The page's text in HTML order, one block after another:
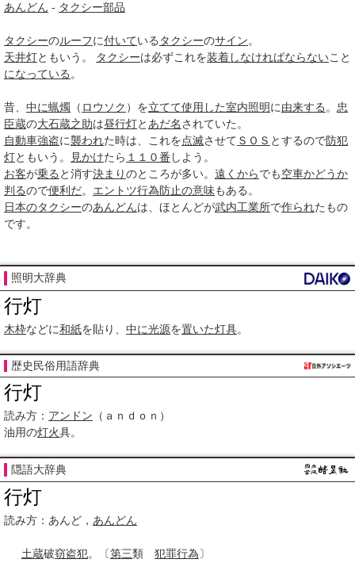
あんどん - タクシー部品
タクシーのルーフに付いている タクシーのサイン。
天井灯ともいう。 タクシーは必ずこれを装着しなければならないこと
になっている 。
昔、 中に蝋燭 （ ロウソク ）を立てて使用した室内照明に由来する 。 忠
臣蔵の大石蔵之助は昼行灯と あだ名されていた。
自動車強盗に襲われた時は、これを点滅させて ＳＯＳ とするので防犯
灯ともいう。 見かけたら １１０番 しよう。
お客が乗る と消す決まりのところが多い。 遠くからでも空車かどうか
判るので便利だ。 エントツ行為防止の意味もある。
日本のタクシーのあんどんは、ほとんどが武内工業所で作られたもの
です。
照明大辞典
行灯
木枠などに和紙を貼り、 中に光源を置いた灯具。
歴史民俗用語辞典
行灯
読み方： アンドン （ａｎｄｏｎ）
油用の灯火具。
隠語大辞典
行灯
読み方：あんど， あんどん
土蔵破窃盗犯。〔第三類 犯罪行為〕